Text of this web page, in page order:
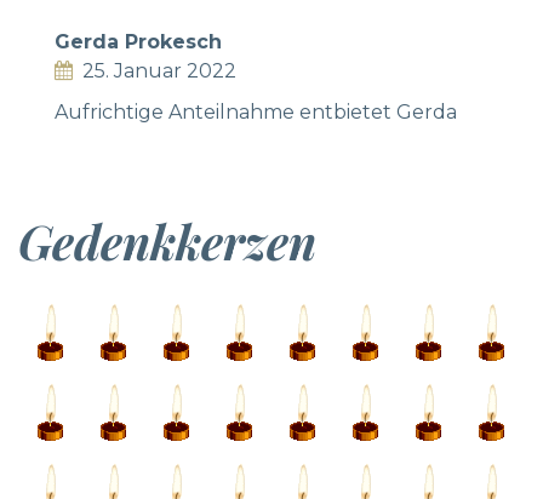
Gerda Prokesch
25. Januar 2022
Aufrichtige Anteilnahme entbietet Gerda
Gedenkkerzen